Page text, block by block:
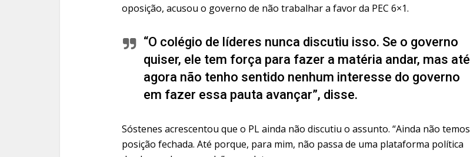
oposição, acusou o governo de não trabalhar a favor da PEC 6×1.
“O colégio de líderes nunca discutiu isso. Se o governo
quiser, ele tem força para fazer a matéria andar, mas até
agora não tenho sentido nenhum interesse do governo
em fazer essa pauta avançar”, disse.
Sóstenes acrescentou que o PL ainda não discutiu o assunto. “Ainda não temos
posição fechada. Até porque, para mim, não passa de uma plataforma política